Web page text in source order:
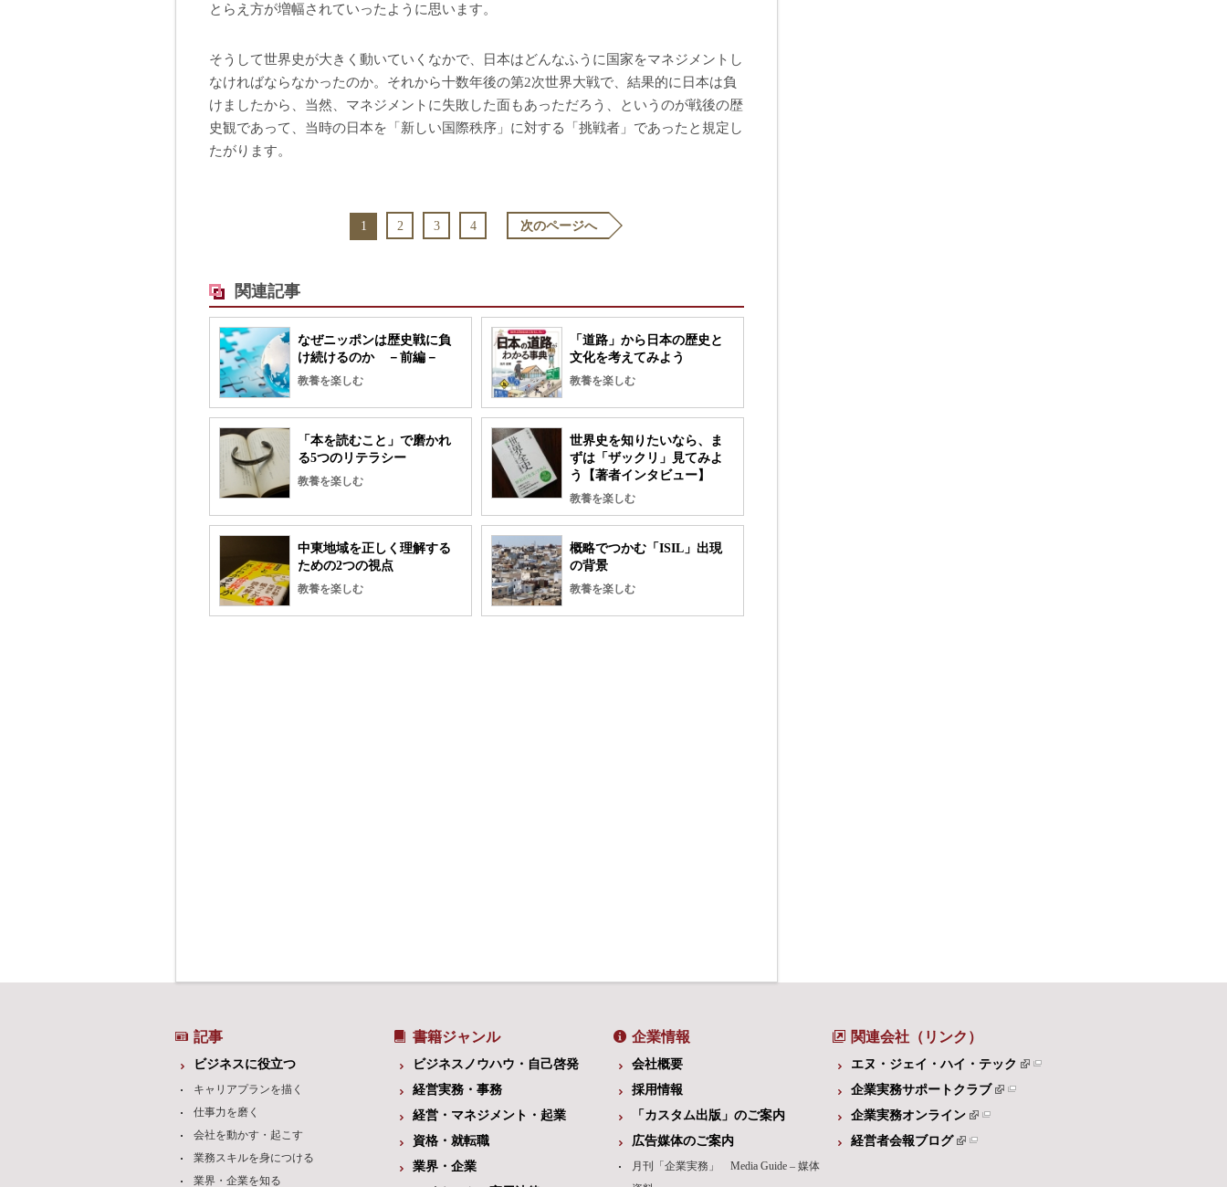
とらえ方が増幅されていったように思います。
そうして世界史が大きく動いていくなかで、日本はどんなふうに国家をマネジメントし
なければならなかったのか。それから十数年後の第2次世界大戦で、結果的に日本は負
けましたから、当然、マネジメントに失敗した面もあっただろう、というのが戦後の歴
史観であって、当時の日本を「新しい国際秩序」に対する「挑戦者」であったと規定し
たがります。
1 2 3 4 次のページへ
関連記事
なぜニッポンは歴史戦に負
け続けるのか －前編－
教養を楽しむ
「道路」から日本の歴史と
文化を考えてみよう
教養を楽しむ
「本を読むこと」で磨かれ
る5つのリテラシー
教養を楽しむ
世界史を知りたいなら、ま
ずは「ザックリ」見てみよ
う【著者インタビュー】
教養を楽しむ
中東地域を正しく理解する
ための2つの視点
教養を楽しむ
概略でつかむ「ISIL」出現
の背景
教養を楽しむ
記事
ビジネスに役立つ
キャリアプランを描く
仕事力を磨く
会社を動かす・起こす
業務スキルを身につける
業界・企業を知る
書籍ジャンル
ビジネスノウハウ・自己啓発
経営実務・事務
経営・マネジメント・起業
資格・就転職
業界・企業
企業情報
会社概要
採用情報
「カスタム出版」のご案内
広告媒体のご案内
月刊「企業実務」 Media Guide – 媒体
関連会社（リンク）
エヌ・ジェイ・ハイ・テック
企業実務サポートクラブ
企業実務オンライン
経営者会報ブログ